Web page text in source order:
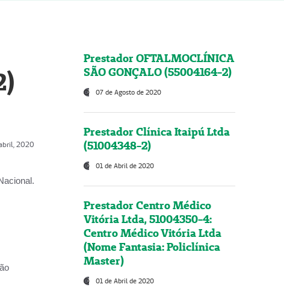
2020
Prestador OFTALMOCLÍNICA
SÃO GONÇALO (55004164-2)
07 de Agosto de 2020
Prestador Clínica Itaipú Ltda
(51004348-2)
01 de Abril de 2020
Prestador Centro Médico
Vitória Ltda, 51004350-4:
Centro Médico Vitória Ltda
(Nome Fantasia: Policlínica
Master)
01 de Abril de 2020